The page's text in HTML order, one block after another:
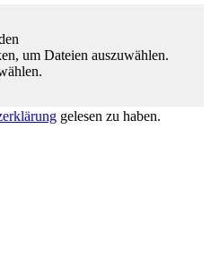
um Dateien auszuwählen.
gelesen zu haben.